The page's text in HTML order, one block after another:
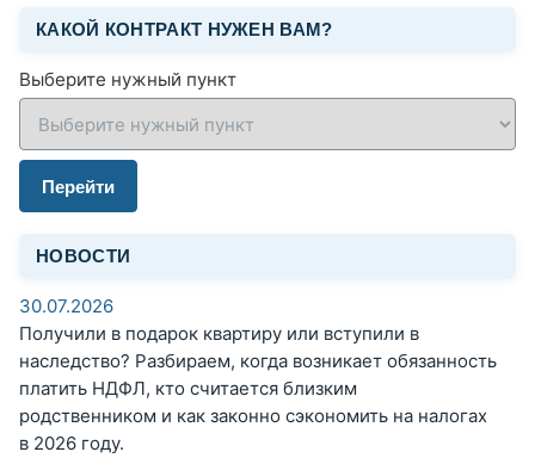
КАКОЙ КОНТРАКТ НУЖЕН ВАМ?
Выберите нужный пункт
Перейти
НОВОСТИ
30.07.2026
Получили в подарок квартиру или вступили в
наследство? Разбираем, когда возникает обязанность
платить НДФЛ, кто считается близким
родственником и как законно сэкономить на налогах
в 2026 году.